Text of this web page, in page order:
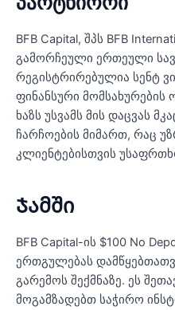
BFB Capital, შპს BFB
გამორჩეული ერთეული
რეგისტრირებულია სენტ
ფინანსური მომსახურების
ხაზს უსვამს მის დაცვას
ჩარჩოების მიმართ, რაც
კლიენტებისთვის
Ჯამში
BFB Capital-ის $100 No
ერთგულებას
გარემოს შექმნაზე. ეს
მოგამზადებთ საჭირო